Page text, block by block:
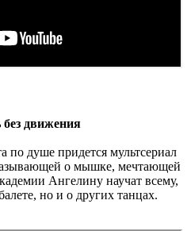
движения
душе придется мультсериал
о мышке, мечтающей
Ангелину научат всему,
но и о других танцах.